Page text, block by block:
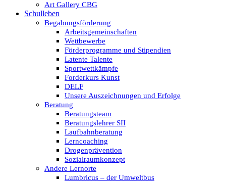
Art Gallery CBG
Schulleben
Begabungsförderung
Arbeitsgemeinschaften
Wettbewerbe
Förderprogramme und Stipendien
Latente Talente
Sportwettkämpfe
Forderkurs Kunst
DELF
Unsere Auszeichnungen und Erfolge
Beratung
Beratungsteam
Beratungslehrer SII
Laufbahnberatung
Lerncoaching
Drogenprävention
Sozialraumkonzept
Andere Lernorte
Lumbricus – der Umweltbus